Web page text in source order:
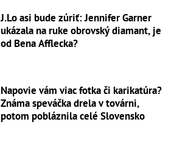
J.Lo asi bude zúriť: Jennifer Garner
ukázala na ruke obrovský diamant, je
od Bena Afflecka?
Napovie vám viac fotka či karikatúra?
Známa speváčka drela v továrni,
potom pobláznila celé Slovensko